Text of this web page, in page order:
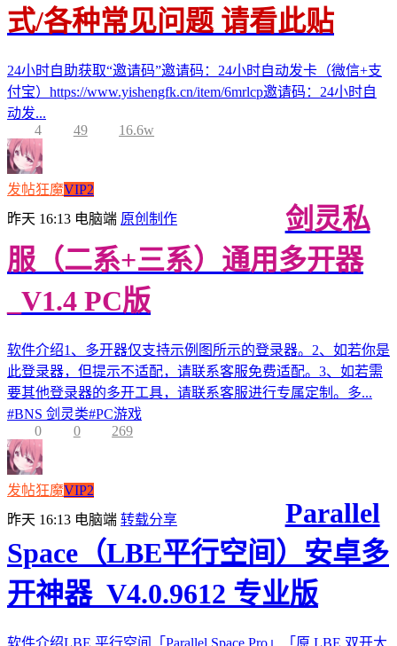
式/各种常见问题 请看此贴
24小时自助获取“邀请码”邀请码：24小时自动发卡（微信+支
付宝）https://www.yishengfk.cn/item/6mrlcp邀请码：24小时自
动发...
4
49 16.6w
发帖狂魔VIP2
昨天 16:13 电脑端 原创制作
剑灵私
服（二系+三系）通用多开器
_V1.4 PC版
软件介绍1、多开器仅支持示例图所示的登录器。2、如若你是
此登录器，但提示不适配，请联系客服免费适配。3、如若需
要其他登录器的多开工具，请联系客服进行专属定制。多...
#BNS 剑灵类#PC游戏
0
0 269
发帖狂魔VIP2
昨天 16:13 电脑端 转载分享
Parallel
Space（LBE平行空间）安卓多
开神器_V4.0.9612 专业版
软件介绍LBE 平行空间「Parallel Space Pro」「原 LBE 双开大